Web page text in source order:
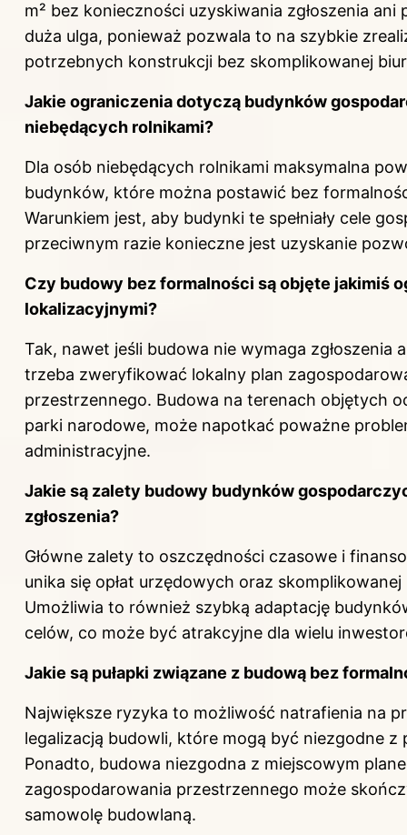
m² bez konieczności uzyskiwania zgłoszenia ani
duża ulga, ponieważ pozwala to na szybkie
potrzebnych konstrukcji bez skomplikowanej
Jakie ograniczenia dotyczą budynków
niebędących rolnikami?
Dla osób niebędących rolnikami maksymalna
budynków, które można postawić bez
Warunkiem jest, aby budynki te spełniały cele
przeciwnym razie konieczne jest uzyskanie
Czy budowy bez formalności są objęte jakimiś
lokalizacyjnymi?
Tak, nawet jeśli budowa nie wymaga zgłoszenia
trzeba zweryfikować lokalny plan
przestrzennego. Budowa na terenach objętych
parki narodowe, może napotkać poważne
administracyjne.
Jakie są zalety budowy budynków
zgłoszenia?
Główne zalety to oszczędności czasowe i
unika się opłat urzędowych oraz
Umożliwia to również szybką adaptację
celów, co może być atrakcyjne dla wielu
Jakie są pułapki związane z budową bez
Największe ryzyka to możliwość natrafienia na
legalizacją budowli, które mogą być niezgodne z
Ponadto, budowa niezgodna z miejscowym
zagospodarowania przestrzennego może
samowolę budowlaną.